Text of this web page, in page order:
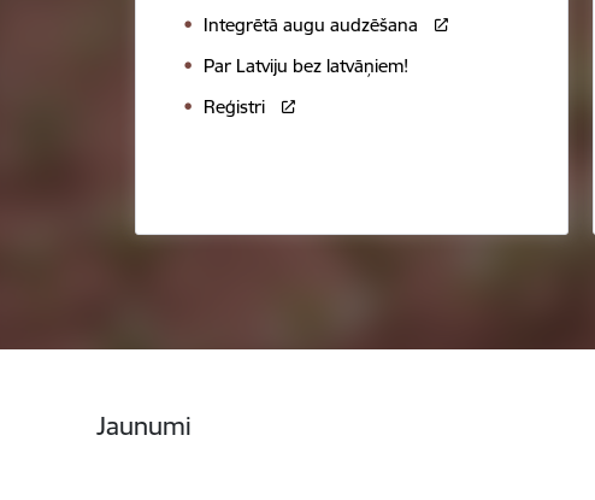
Integrētā augu audzēšana
Par Latviju bez latvāņiem!
Reģistri
Jaunumi